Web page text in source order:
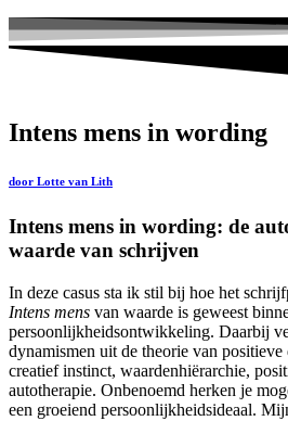
Intens mens in wording
door Lotte van Lith
Intens mens in wording: de
waarde van schrijven
In deze casus sta ik stil bij hoe het
Intens mens van waarde is geweest
persoonlijkheidsontwikkeling. Daarbij
dynamismen uit de theorie van positieve
creatief instinct, waardenhiërarchie,
autotherapie. Onbenoemd herken je
een groeiend persoonlijkheidsideaal.